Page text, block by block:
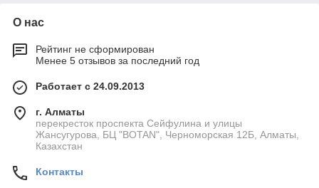
О нас
Рейтинг не сформирован
Менее 5 отзывов за последний год
Работает с 24.09.2013
г. Алматы
перекресток проспекта Сейфулина и улицы
Жансугурова, БЦ "BOTAN", Черноморская 12Б, Алматы,
Казахстан
Контакты